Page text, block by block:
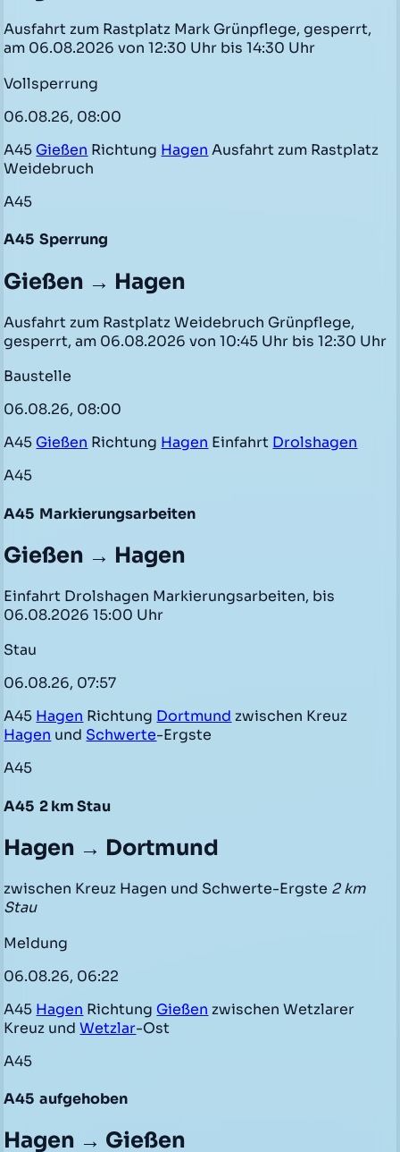
Ausfahrt zum Rastplatz Mark Grünpflege, gesperrt,
am 06.08.2026 von 12:30 Uhr bis 14:30 Uhr
Vollsperrung
06.08.26, 08:00
A45 Gießen Richtung Hagen Ausfahrt zum Rastplatz
Weidebruch
A45
A45 Sperrung
Gießen → Hagen
Ausfahrt zum Rastplatz Weidebruch Grünpflege,
gesperrt, am 06.08.2026 von 10:45 Uhr bis 12:30 Uhr
Baustelle
06.08.26, 08:00
A45 Gießen Richtung Hagen Einfahrt Drolshagen
A45
A45 Markierungsarbeiten
Gießen → Hagen
Einfahrt Drolshagen Markierungsarbeiten, bis
06.08.2026 15:00 Uhr
Stau
06.08.26, 07:57
A45 Hagen Richtung Dortmund zwischen Kreuz
Hagen und Schwerte-Ergste
A45
A45 2 km Stau
Hagen → Dortmund
zwischen Kreuz Hagen und Schwerte-Ergste 2 km
Stau
Meldung
06.08.26, 06:22
A45 Hagen Richtung Gießen zwischen Wetzlarer
Kreuz undWetzlar-Ost
A45
A45 aufgehoben
Hagen → Gießen